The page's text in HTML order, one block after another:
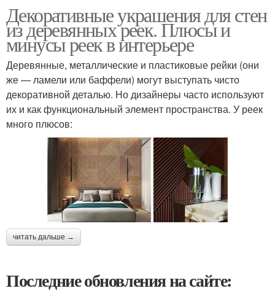
Декоративные украшения для стен
из деревянных реек. Плюсы и
минусы реек в интерьере
Деревянные, металлические и пластиковые рейки (они
же — ламели или баффели) могут выступать чисто
декоративной деталью. Но дизайнеры часто используют
их и как функциональный элемент пространства. У реек
много плюсов:
читать дальше →
Последние обновления на сайте: